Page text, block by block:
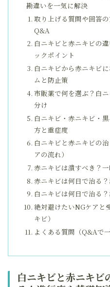
勘違いを一気に解決
取り上げる質問や回答
Q&A
白ニキビと赤ニキビの
ックポイント
白ニキビから赤ニキビ
ムと防止策
市販薬で何を選ぶ？白
分け
白ニキビ・赤ニキビ・
方と重症度
白ニキビと赤ニキビの
アの流れ）
赤ニキビは潰すべき？
赤ニキビは何日で治る
白ニキビは何日で治る
絶対避けたいNGケアと
キビ）
よくある質問（Q&Aで
白ニキビと赤ニキビ